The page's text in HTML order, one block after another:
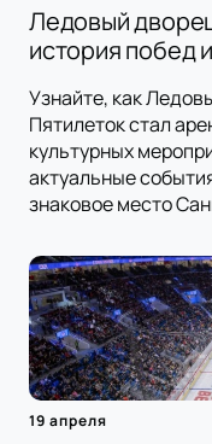
Ледовый
история побед
Узнайте, как
Пятилеток стал
культурных
актуальные
знаковое место
19 апреля